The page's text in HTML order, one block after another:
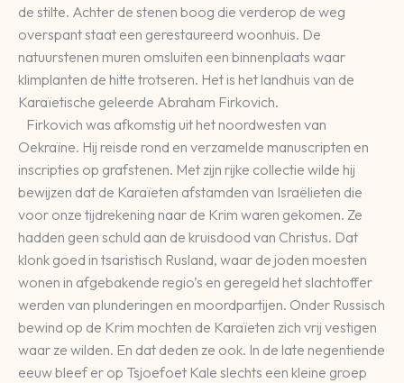
de stilte. Achter de stenen boog die verderop de weg
overspant staat een gerestaureerd woonhuis. De
natuurstenen muren omsluiten een binnenplaats waar
klimplanten de hitte trotseren. Het is het landhuis van de
Karaïetische geleerde Abraham Firkovich.
Firkovich was afkomstig uit het noordwesten van
Oekraïne. Hij reisde rond en verzamelde manuscripten en
inscripties op grafstenen. Met zijn rijke collectie wilde hij
bewijzen dat de Karaïeten afstamden van Israëlieten die
voor onze tijdrekening naar de Krim waren gekomen. Ze
hadden geen schuld aan de kruisdood van Christus. Dat
klonk goed in tsaristisch Rusland, waar de joden moesten
wonen in afgebakende regio’s en geregeld het slachtoffer
werden van plunderingen en moordpartijen. Onder Russisch
bewind op de Krim mochten de Karaïeten zich vrij vestigen
waar ze wilden. En dat deden ze ook. In de late negentiende
eeuw bleef er op Tsjoefoet Kale slechts een kleine groep